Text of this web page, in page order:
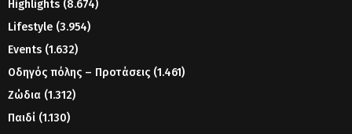
Highlights (8.674)
Lifestyle (3.954)
Events (1.632)
Οδηγός πόλης – Προτάσεις (1.461)
Ζώδια (1.312)
Παιδί (1.130)